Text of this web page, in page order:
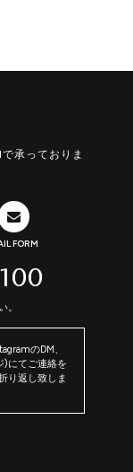
承っておりま
FORM
。
のDM、
)にてご連絡を
り返し致しま